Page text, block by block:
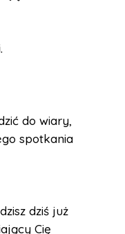
do wiary,
spotkania
dziś już
Cię